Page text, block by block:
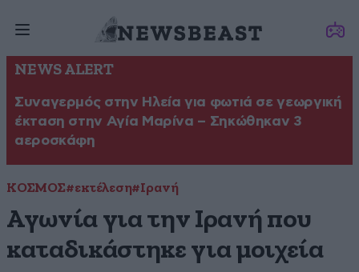
NEWS ALERT
Συναγερμός στην Ηλεία για φωτιά σε γεωργική
έκταση στην Αγία Μαρίνα – Σηκώθηκαν 3
αεροσκάφη
ΚΟΣΜΟΣ#εκτέλεση#Ιρανή
Αγωνία για την Ιρανή που
καταδικάστηκε για μοιχεία